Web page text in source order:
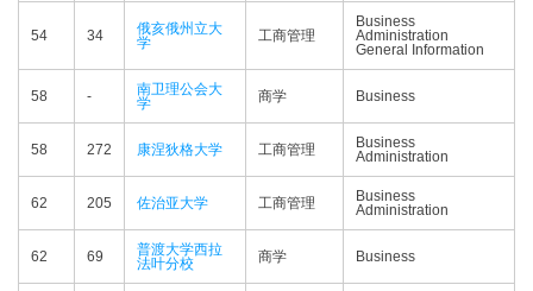
54 34
俄亥俄州立大
学
工商管理
Business
Administration
General Information
58 -
南卫理公会大
学
商学 Business
58 272 康涅狄格大学 工商管理
Business
Administration
62 205 佐治亚大学 工商管理
Business
Administration
62 69
普渡大学西拉
法叶分校
商学 Business